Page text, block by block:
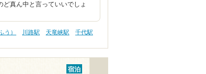
真ん中と言っていいでしょ
う） 川路駅 天竜峡駅
千代駅
宿泊